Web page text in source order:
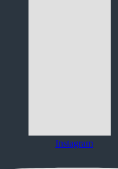
Instagram